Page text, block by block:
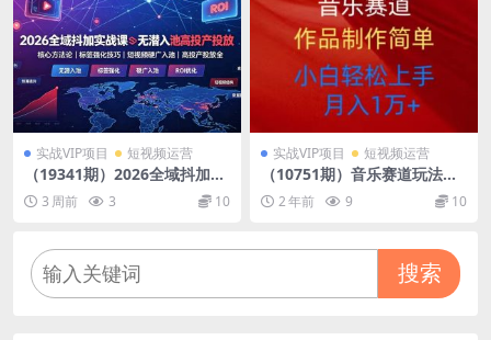
实战VIP项目 短视频运营
（19341期）2026全域抖加实
战课：无潜入池核心方法论｜
标签强化技巧｜短视频硬广入
3 周前 3 10
实战VIP项目 短视频运营
（10751期）音乐赛道玩法纯
原创，所有平台可以发布，小
白轻松上手
2 年前 9 10
搜索